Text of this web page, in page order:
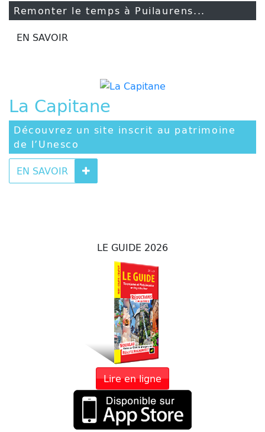
Remonter le temps à Puilaurens...
EN SAVOIR
La Capitane
Découvrez un site inscrit au patrimoine
de l’Unesco
EN SAVOIR
LE GUIDE 2026
Lire en ligne